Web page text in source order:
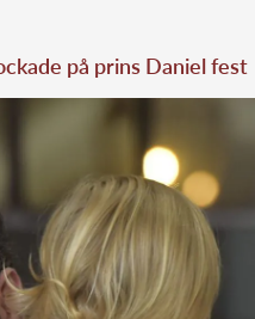
på prins Daniel fest